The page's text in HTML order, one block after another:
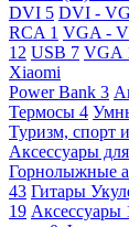
DVI 5 DVI -
RCA 1 VGA -
12 USB 7 VGA
Xiaomi
Power Bank 3
Термосы 4
Туризм, спорт
Аксессуары
Горнолыжные
43 Гитары
19 Аксессуары